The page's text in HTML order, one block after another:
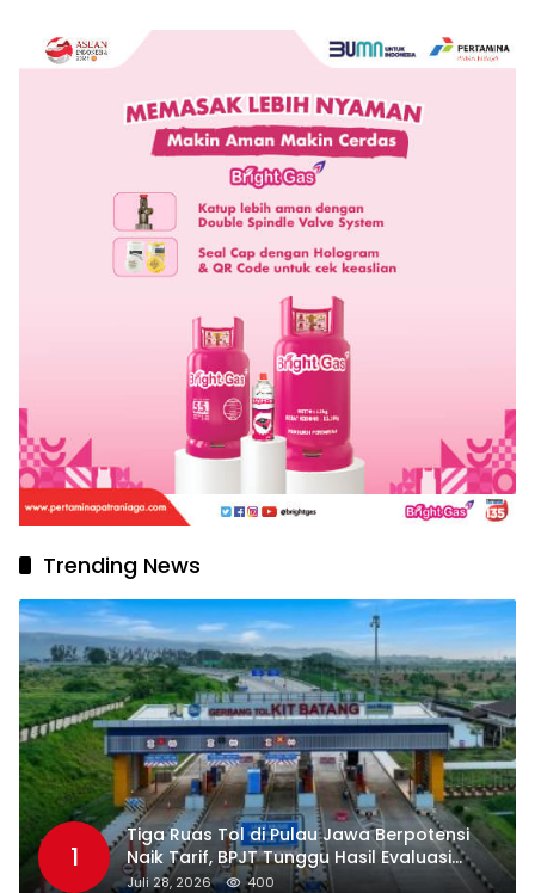
Jawa-Bali
Trending News
1
Tiga Ruas Tol di Pulau Jawa Berpotensi
Naik Tarif, BPJT Tunggu Hasil Evaluasi
Standar Pelayanan
Juli 28, 2026 400